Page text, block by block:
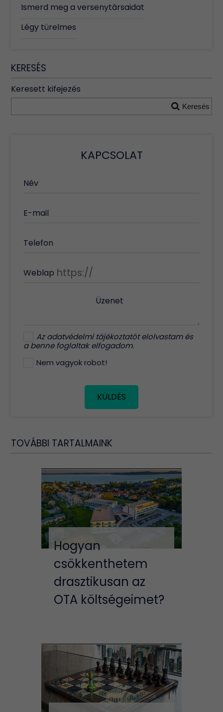
Ismerd meg a versenytársaidat
Légy türelmes
KERESÉS
Keresett kifejezés
Keresés
KAPCSOLAT
Név
E-mail
Telefon
Weblap
Üzenet
Azadatvédelmi tájékoztatótelolvastam és
a benne foglaltak elfogadom.
Nem vagyok robot!
KÜLDÉS
TOVÁBBI TARTALMAINK
Hogyan
csökkenthetem
drasztikusan az
OTA költségeimet?